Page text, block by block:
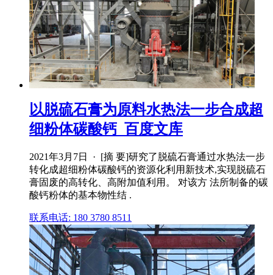
以脱硫石膏为原料水热法一步合成超
细粉体碳酸钙_百度文库
2021年3月7日 · [摘 要]研究了脱硫石膏通过水热法一步
转化成超细粉体碳酸钙的资源化利用新技术,实现脱硫石
膏固废的高转化、高附加值利用。 对该方 法所制备的碳
酸钙粉体的基本物性结 .
联系电话: 180 3780 8511